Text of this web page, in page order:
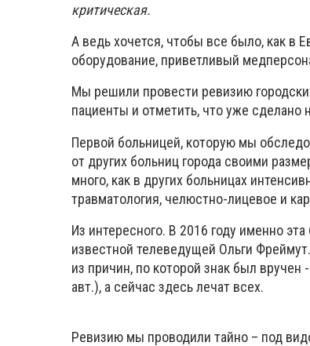
критическая.
А ведь хочется, чтобы все было, как в
оборудование, приветливый
Мы решили провести ревизию
пациенты и отметить, что уже
Первой больницей, которую мы
от других больниц города своими
много, как в других больницах
травматология, челюстно-лицевое и
Из интересного. В 2016 году именно
известной телеведущей Ольги
из причин, по которой знак был
авт.), а сейчас здесь лечат всех.
Ревизию мы проводили тайно – под